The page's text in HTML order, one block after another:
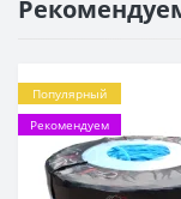
Популярный
Рекомендуем